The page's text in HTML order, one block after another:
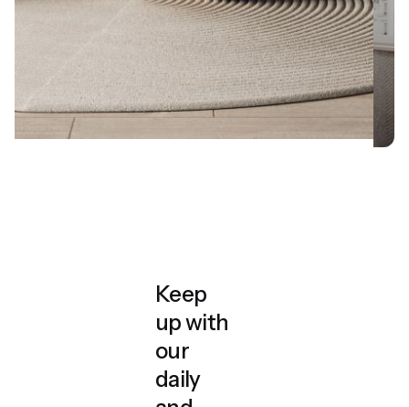
4
Keep
up with
our
daily